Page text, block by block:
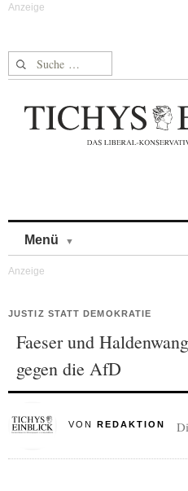
Suche nach:
Menü
JUSTIZ STATT DEMOKRATIE
Faeser und
gegen die AfD
VON REDAKTION